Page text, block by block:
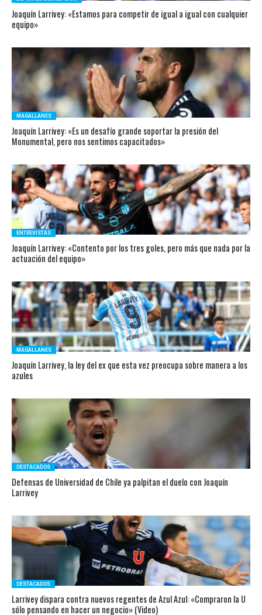
Joaquín Larrivey: «Estamos para competir de igual a igual con cualquier
equipo»
MAGALLANES
Joaquín Larrivey: «Es un desafío grande soportar la presión del
Monumental, pero nos sentimos capacitados»
ENTREVISTAS
Joaquín Larrivey: «Contento por los tres goles, pero más que nada por la
actuación del equipo»
MAGALLANES
Joaquín Larrivey, la ley del ex que esta vez preocupa sobre manera a los
azules
DESTACADOS
Defensas de Universidad de Chile ya palpitan el duelo con Joaquín
Larrivey
DESTACADOS
Larrivey dispara contra nuevos regentes de Azul Azul: «Compraron la U
sólo pensando en hacer un negocio» (Video)